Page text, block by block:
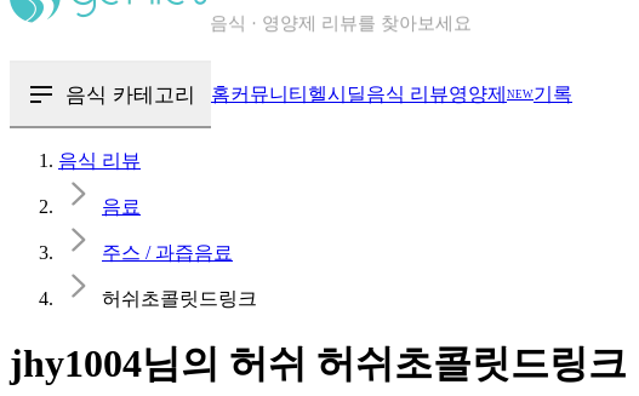
칼로리와 영양성분을 검색해보세요
음식 카테고리 홈커뮤니티 헬시딜음식 리뷰영양제 NEW기록
음식 리뷰
음료
주스 / 과즙음료
허쉬초콜릿드링크
jhy1004님의 허쉬 허쉬초콜릿드링크